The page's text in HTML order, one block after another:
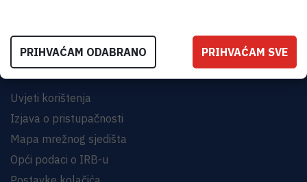
Uvjeti korištenja
Izjava o pristupačnosti
Mapa mrežnog sjedišta
Opći podaci o IRB-u
PRIHVAĆAM ODABRANO PRIHVAĆAM SVE